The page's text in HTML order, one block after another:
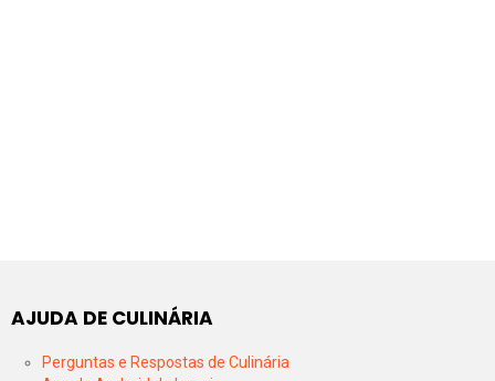
AJUDA DE CULINÁRIA
Perguntas e Respostas de Culinária